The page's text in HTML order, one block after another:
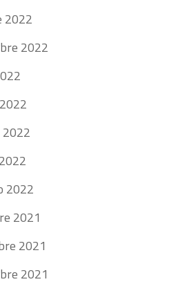
2022
2022
2022
2022
2021
2021
2021